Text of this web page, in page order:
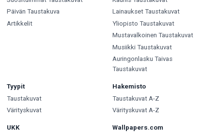
Päivän Taustakuva
Artikkelit
Lainaukset Taustakuvat
Yliopisto Taustakuvat
Mustavalkoinen Taustakuvat
Musiikki Taustakuvat
Auringonlasku Taivas
Taustakuvat
Tyypit
Taustakuvat
Värityskuvat
Hakemisto
Taustakuvat A-Z
Värityskuvat A-Z
UKK
Wallpapers.com